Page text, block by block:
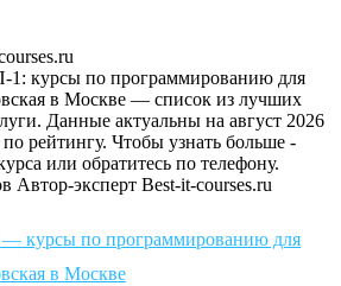
1: курсы по программированию для
в Москве — список из лучших
Данные актуальны на август 2026
рейтингу. Чтобы узнать больше -
или обратитесь по телефону.
Автор-эксперт Best-it-courses.ru
— курсы по программированию для
в Москве